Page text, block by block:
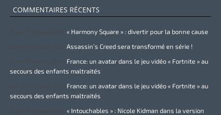
COMMENTAIRES RÉCENTS
« Harmony Square » : divertir pour la bonne cause
Assassin’s Creed sera transformé en série !
France: un avatar dans le jeu vidéo « Fortnite » au
secours des enfants maltraités
France: un avatar dans le jeu vidéo « Fortnite » au
secours des enfants maltraités
« Intouchables » : Nicole Kidman dans la version